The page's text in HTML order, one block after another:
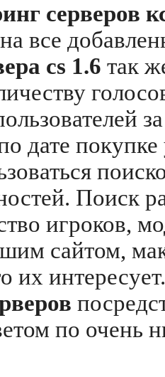
серверов
все
cs 1.6 так
дате
Поиск
игроков,
сайтом,
их
по очень